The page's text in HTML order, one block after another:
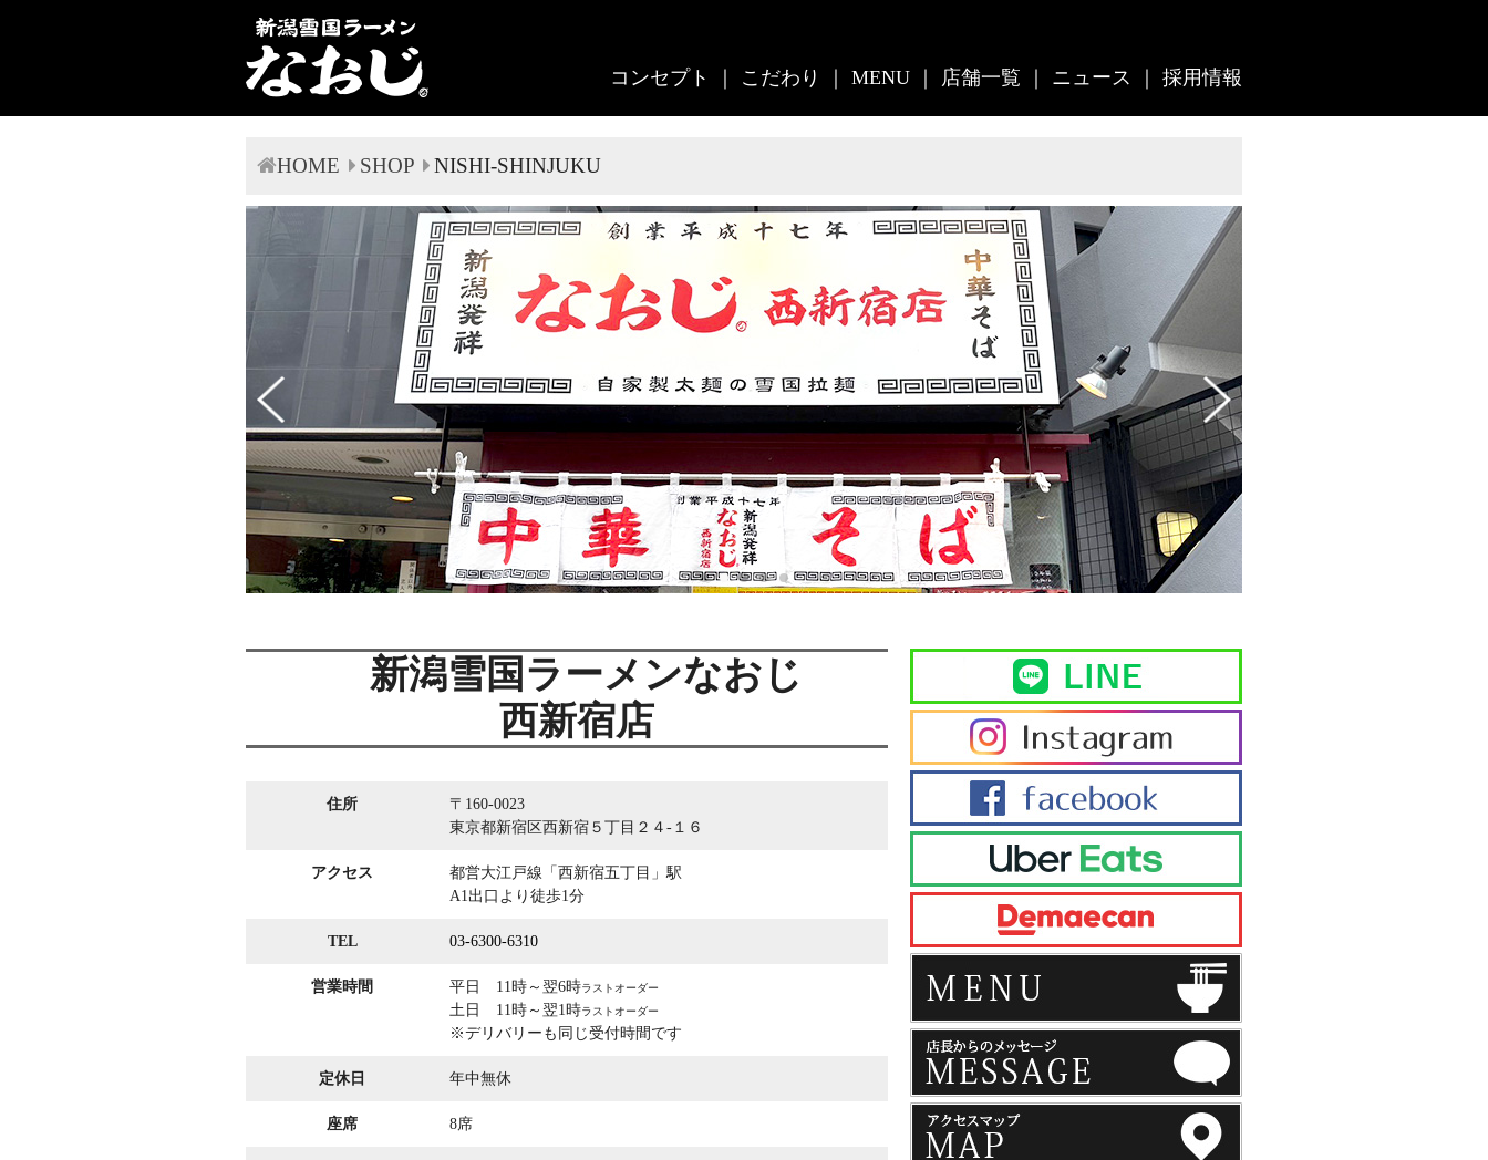
コンセプト こだわり MENU 店舗一覧 ニュース 採用情報
HOME SHOP NISHI-SHINJUKU
新潟雪国ラーメンなおじ
西新宿店
住所
〒160-0023
東京都新宿区西新宿５丁目 ２４-１６
アクセス
都営大江戸線「西新宿五丁目」駅
A1出口より徒歩1分
TEL 03-6300-6310
営業時間 平日 11時～翌6時ラストオーダー
土日 11時～翌1時ラストオーダー
※デリバリーも同じ受付時間です
定休日 年中無休
座席 8席